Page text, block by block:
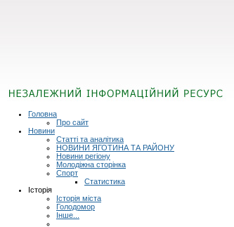
Головна
Про сайт
Новини
Статті та аналітика
НОВИНИ ЯГОТИНА ТА РАЙОНУ
Новини регіону
Молодіжна сторінка
Спорт
Статистика
Історія
Історія міста
Голодомор
Інше...